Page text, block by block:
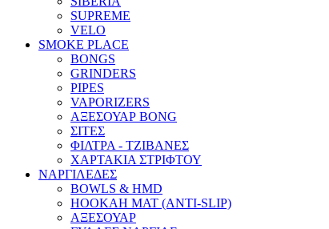
SUPREME
VELO
SMOKE PLACE
BONGS
GRINDERS
PIPES
VAPORIZERS
ΑΞΕΣΟΥΑΡ BONG
ΣΙΤΕΣ
ΦΙΛΤΡΑ - ΤΖΙΒΑΝΕΣ
ΧΑΡΤΑΚΙΑ ΣΤΡΙΦΤΟΥ
ΝΑΡΓΙΛΕΔΕΣ
BOWLS & HMD
HOOKAH MAT (ANTI-SLIP)
ΑΞΕΣΟΥΑΡ